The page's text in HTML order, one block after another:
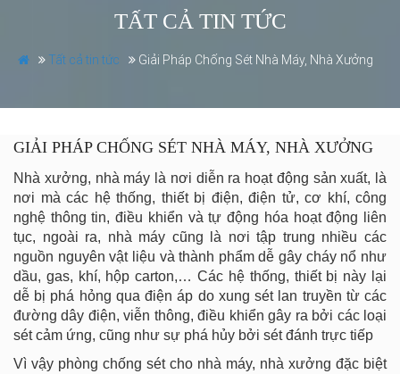
TẤT CẢ TIN TỨC
Tất cả tin tức Giải Pháp Chống Sét Nhà Máy, Nhà Xưởng
GIẢI PHÁP CHỐNG SÉT NHÀ MÁY, NHÀ XƯỞNG
Nhà xưởng, nhà máy là nơi diễn ra hoạt động sản xuất, là
nơi mà các hệ thống, thiết bị điện, điện tử, cơ khí, công
nghệ thông tin, điều khiển và tự động hóa hoạt động liên
tục, ngoài ra, nhà máy cũng là nơi tập trung nhiều các
nguồn nguyên vật liệu và thành phẩm dễ gây cháy nổ như
dầu, gas, khí, hộp carton,… Các hệ thống, thiết bị này lại
dễ bị phá hỏng qua điện áp do xung sét lan truyền từ các
đường dây điện, viễn thông, điều khiển gây ra bởi các loại
sét cảm ứng, cũng như sự phá hủy bởi sét đánh trực tiếp
Vì vậy phòng chống sét cho nhà máy, nhà xưởng đặc biệt